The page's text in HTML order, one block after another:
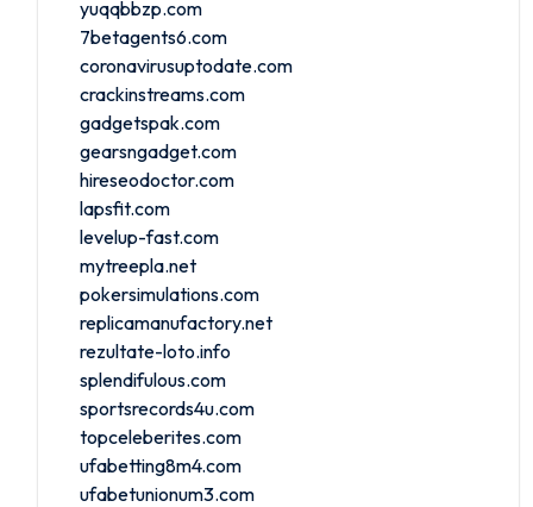
yuqqbbzp.com
7betagents6.com
coronavirusuptodate.com
crackinstreams.com
gadgetspak.com
gearsngadget.com
hireseodoctor.com
lapsfit.com
levelup-fast.com
mytreepla.net
pokersimulations.com
replicamanufactory.net
rezultate-loto.info
splendifulous.com
sportsrecords4u.com
topceleberites.com
ufabetting8m4.com
ufabetunionum3.com